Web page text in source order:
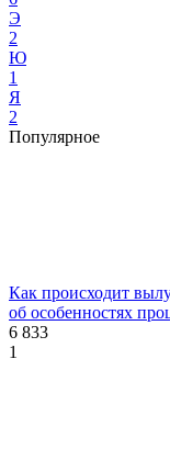
Э
2
Ю
1
Я
2
Популярное
Как происходит
об особенностях
6 833
1